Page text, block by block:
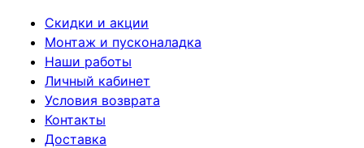
Скидки и акции
Монтаж и пусконаладка
Наши работы
Личный кабинет
Условия возврата
Контакты
Доставка